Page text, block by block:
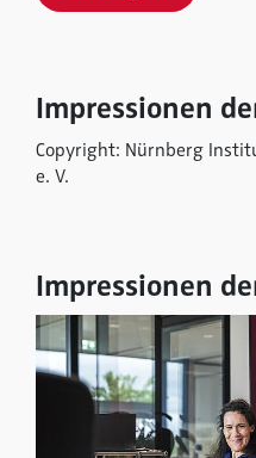
Impressionen
Copyright: Nürnberg
e. V.
Impressionen